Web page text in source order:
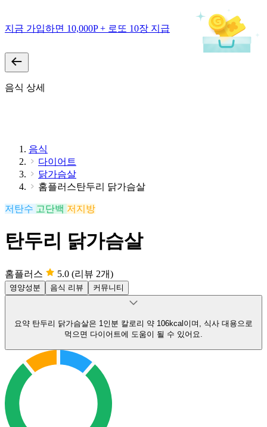
지금 가입하면 10,000P + 로또 10장 지급
음식 상세
음식
다이어트
닭가슴살
홈플러스탄두리 닭가슴살
저탄수 고단백 저지방
탄두리 닭가슴살
홈플러스 5.0 (리뷰 2개)
영양성분 음식 리뷰 커뮤니티
요약 탄두리 닭가슴살은 1인분 칼로리 약 106kcal이며, 식사 대용으로
먹으면 다이어트에 도움이 될 수 있어요.